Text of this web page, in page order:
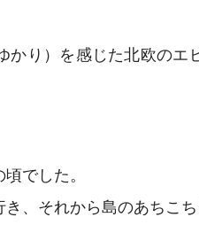
り）を感じた北欧のエ
でした。
、それから島のあちこち